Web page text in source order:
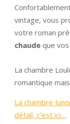
vintage, vous
votre roman
chaude que
La chambre
romantique
La chambre
détail, c’est ici…